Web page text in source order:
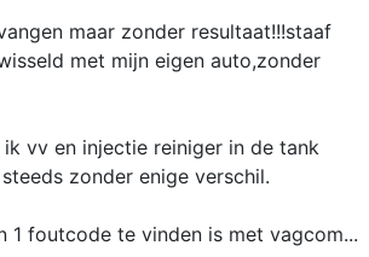
maar zonder resultaat!!!staaf
met mijn eigen auto,zonder
vv en injectie reiniger in de tank
zonder enige verschil.
1 foutcode te vinden is met vagcom...